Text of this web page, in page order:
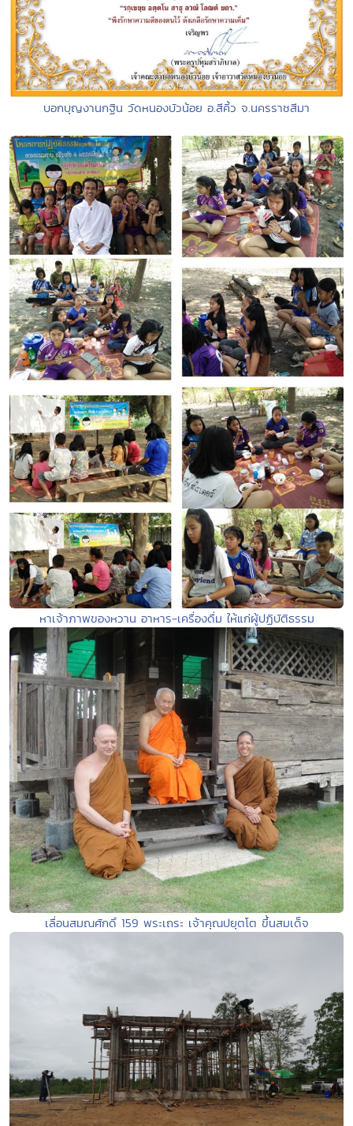
บอกบุญงานกฐิน วัดหนองบัวน้อย อ.สีคิ้ว จ.นครราชสีมา
หาเจ้าภาพของหวาน อาหาร-เครื่องดื่ม ให้แก่ผู้ปฏิบัติธรรม
เลื่อนสมณศักดิ์ 159 พระเถระ เจ้าคุณปยุตโต ขึ้นสมเด็จ